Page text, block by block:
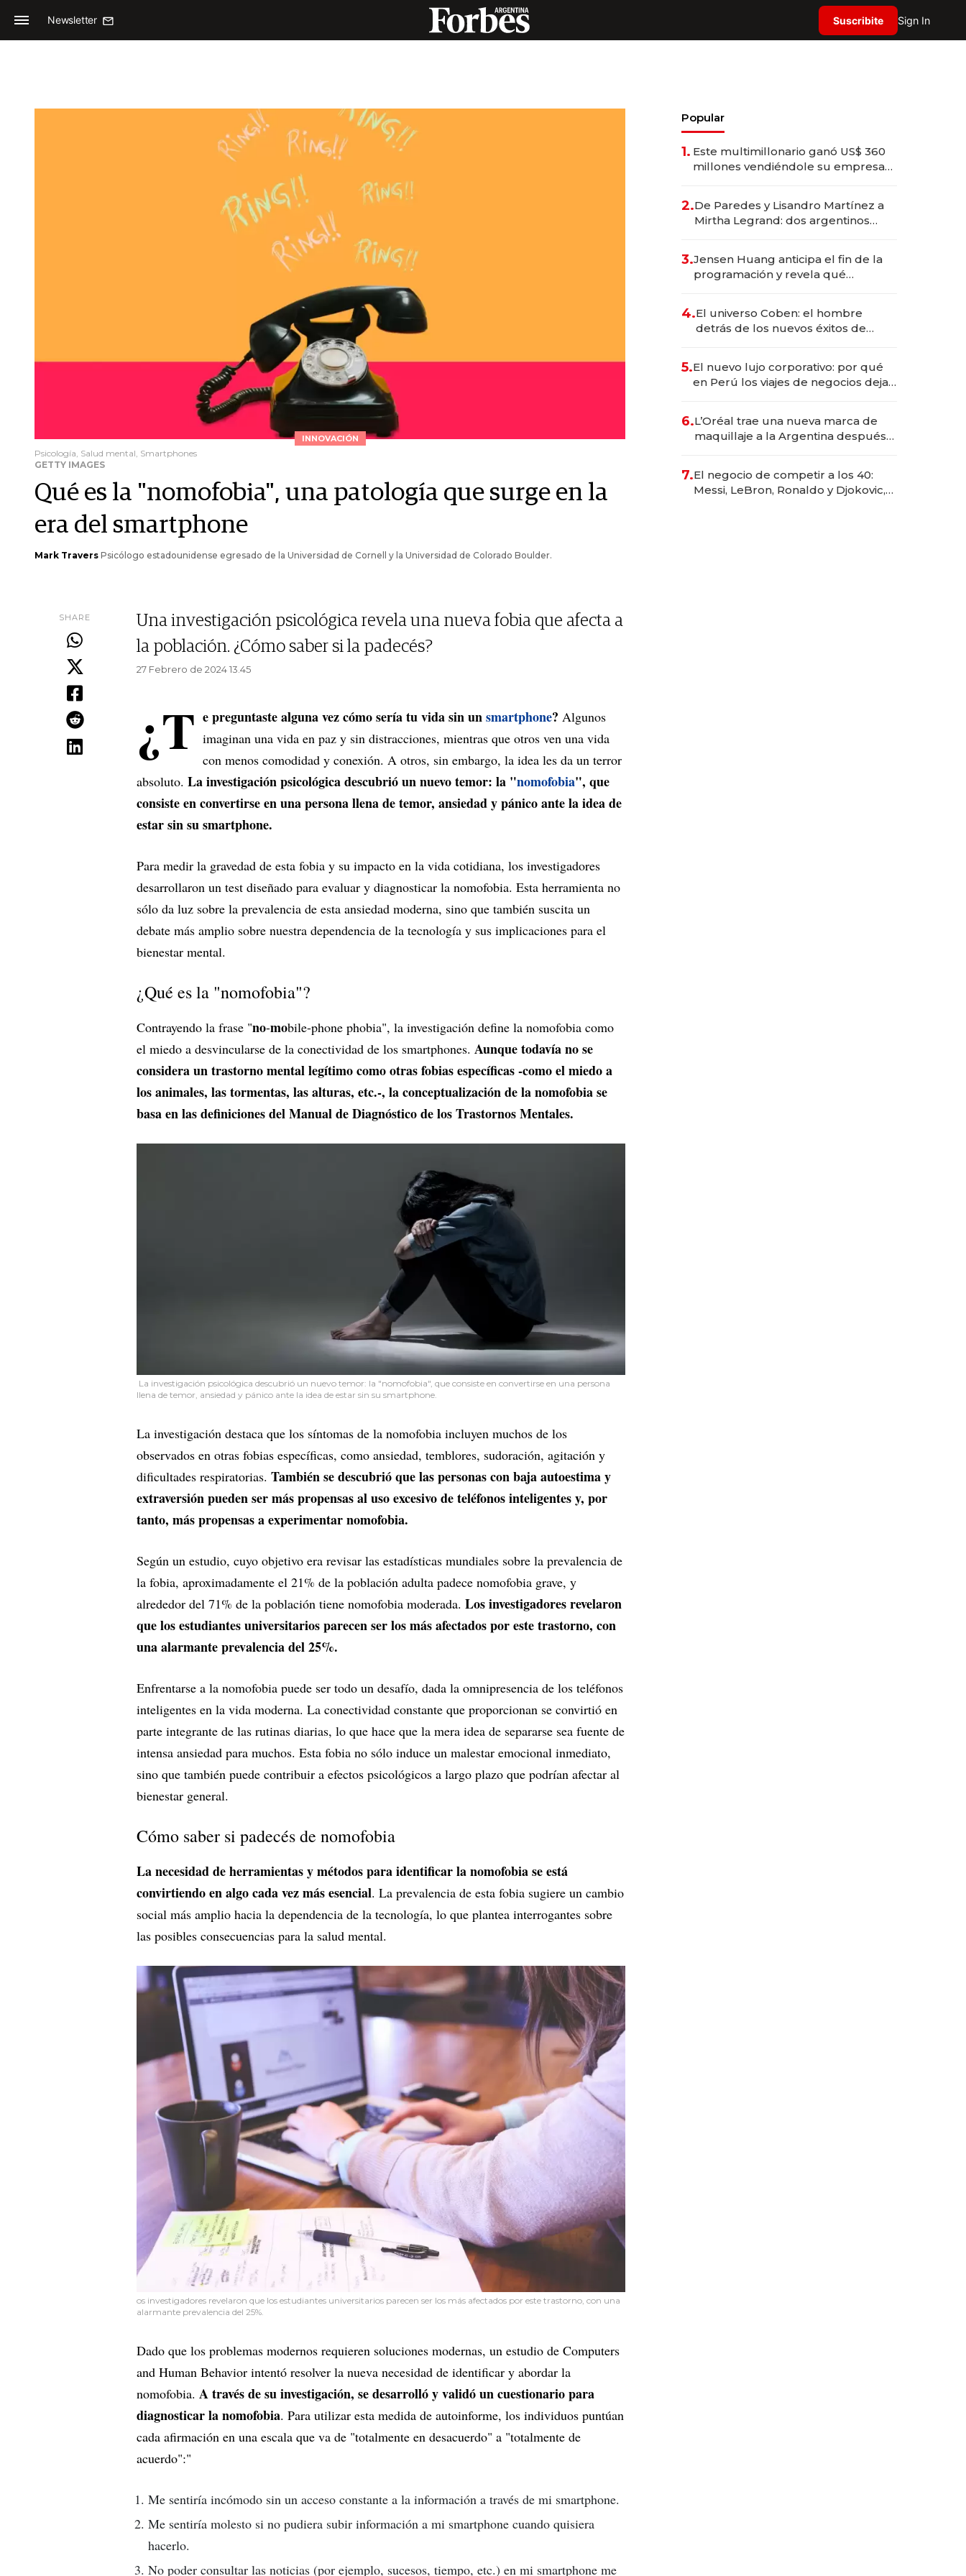
Newsletter Suscribite Sign In
INNOVACIÓN
Psicología, Salud mental, Smartphones
GETTY IMAGES
Qué es la "nomofobia", una patología que surge en la
era del smartphone
Mark Travers Psicólogo estadounidense egresado de la Universidad de Cornell y la Universidad de Colorado Boulder.
SHARE
Una investigación psicológica revela una nueva fobia que afecta a
la población. ¿Cómo saber si la padecés?
27 Febrero de 2024 13.45
¿T e preguntaste alguna vez cómo sería tu vida sin unsmartphone? Algunos
imaginan una vida en paz y sin distracciones, mientras que otros ven una vida
con menos comodidad y conexión. A otros, sin embargo, la idea les da un terror
absoluto. La investigación psicológica descubrió un nuevo temor: la "nomofobia", que
consiste en convertirse en una persona llena de temor, ansiedad y pánico ante la idea de
estar sin su smartphone.
Para medir la gravedad de esta fobia y su impacto en la vida cotidiana, los investigadores
desarrollaron un test diseñado para evaluar y diagnosticar la nomofobia. Esta herramienta no
sólo da luz sobre la prevalencia de esta ansiedad moderna, sino que también suscita un
debate más amplio sobre nuestra dependencia de la tecnología y sus implicaciones para el
bienestar mental.
¿Qué es la "nomofobia"?
Contrayendo la frase "no-mobile-phone phobia", la investigación define la nomofobia como
el miedo a desvincularse de la conectividad de los smartphones. Aunque todavía no se
considera un trastorno mental legítimo como otras fobias específicas -como el miedo a
los animales, las tormentas, las alturas, etc.-, la conceptualización de la nomofobia se
basa en las definiciones del Manual de Diagnóstico de los Trastornos Mentales.
La investigación psicológica descubrió un nuevo temor: la "nomofobia", que consiste en convertirse en una persona
llena de temor, ansiedad y pánico ante la idea de estar sin su smartphone.
La investigación destaca que los síntomas de la nomofobia incluyen muchos de los
observados en otras fobias específicas, como ansiedad, temblores, sudoración, agitación y
dificultades respiratorias. También se descubrió que las personas con baja autoestima y
extraversión pueden ser más propensas al uso excesivo de teléfonos inteligentes y, por
tanto, más propensas a experimentar nomofobia.
Según un estudio, cuyo objetivo era revisar las estadísticas mundiales sobre la prevalencia de
la fobia, aproximadamente el 21% de la población adulta padece nomofobia grave, y
alrededor del 71% de la población tiene nomofobia moderada. Los investigadores revelaron
que los estudiantes universitarios parecen ser los más afectados por este trastorno, con
una alarmante prevalencia del 25%.
Enfrentarse a la nomofobia puede ser todo un desafío, dada la omnipresencia de los teléfonos
inteligentes en la vida moderna. La conectividad constante que proporcionan se convirtió en
parte integrante de las rutinas diarias, lo que hace que la mera idea de separarse sea fuente de
intensa ansiedad para muchos. Esta fobia no sólo induce un malestar emocional inmediato,
sino que también puede contribuir a efectos psicológicos a largo plazo que podrían afectar al
bienestar general.
Cómo saber si padecés de nomofobia
La necesidad de herramientas y métodos para identificar la nomofobia se está
convirtiendo en algo cada vez más esencial. La prevalencia de esta fobia sugiere un cambio
social más amplio hacia la dependencia de la tecnología, lo que plantea interrogantes sobre
las posibles consecuencias para la salud mental.
os investigadores revelaron que los estudiantes universitarios parecen ser los más afectados por este trastorno, con una
alarmante prevalencia del 25%.
Dado que los problemas modernos requieren soluciones modernas, un estudio de Computers
and Human Behavior intentó resolver la nueva necesidad de identificar y abordar la
nomofobia. A través de su investigación, se desarrolló y validó un cuestionario para
diagnosticar la nomofobia. Para utilizar esta medida de autoinforme, los individuos puntúan
cada afirmación en una escala que va de "totalmente en desacuerdo" a "totalmente de
acuerdo":"
Me sentiría incómodo sin un acceso constante a la información a través de mi smartphone.
Me sentiría molesto si no pudiera subir información a mi smartphone cuando quisiera
hacerlo.
No poder consultar las noticias (por ejemplo, sucesos, tiempo, etc.) en mi smartphone me
Popular
1. Este multimillonario ganó US$ 360
millones vendiéndole su empresa
2.De Paredes y Lisandro Martínez a
Mirtha Legrand: dos argentinos
3.Jensen Huang anticipa el fin de la
programación y revela qué
4.El universo Coben: el hombre
detrás de los nuevos éxitos de
5.El nuevo lujo corporativo: por qué
en Perú los viajes de negocios dejan
6.L’Oréal trae una nueva marca de
maquillaje a la Argentina después
7.El negocio de competir a los 40:
Messi, LeBron, Ronaldo y Djokovic,